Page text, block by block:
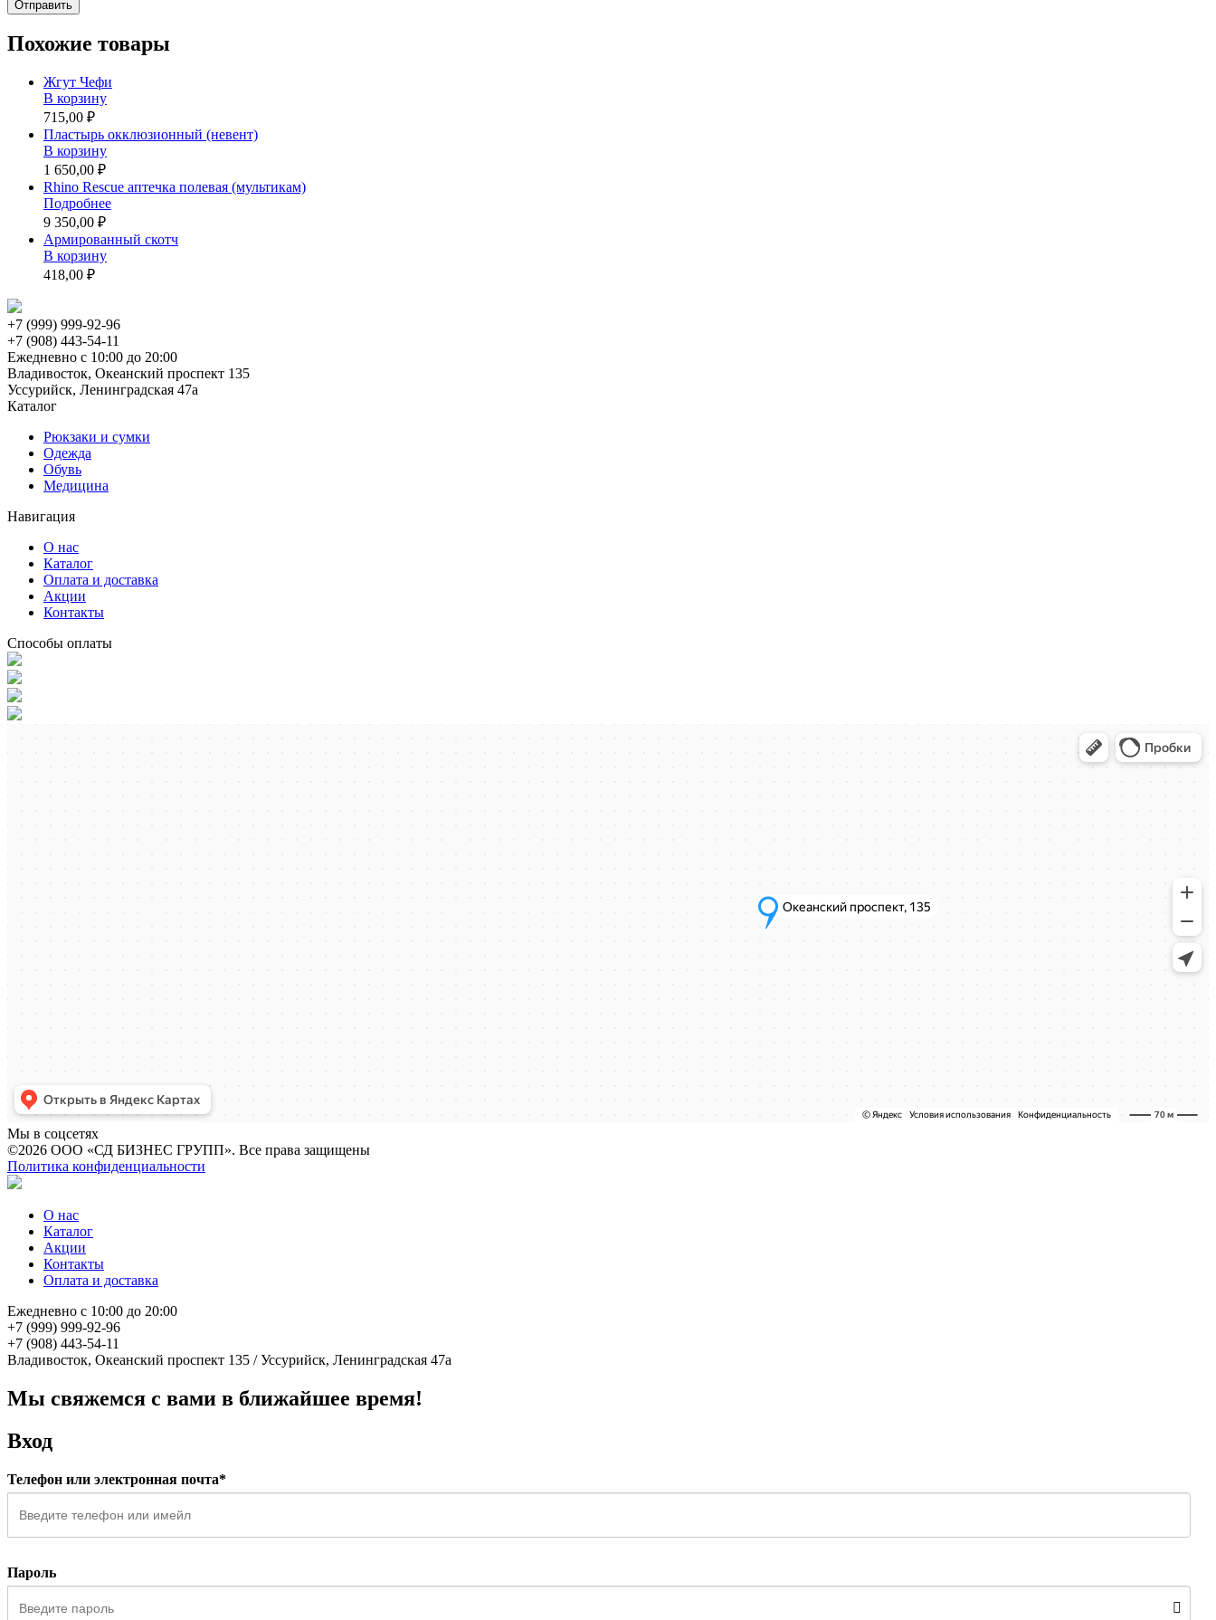
Похожие товары
Жгут Чефи
В корзину
715,00 ₽
Пластырь окклюзионный (невент)
В корзину
1 650,00 ₽
Rhino Rescue аптечка полевая (мультикам)
Подробнее
9 350,00 ₽
Армированный скотч
В корзину
418,00 ₽
+7 (999) 999-92-96
+7 (908) 443-54-11
Ежедневно с 10:00 до 20:00
Владивосток, Океанский проспект 135
Уссурийск, Ленинградская 47а
Каталог
Рюкзаки и сумки
Одежда
Обувь
Медицина
Навигация
О нас
Каталог
Оплата и доставка
Акции
Контакты
Способы оплаты
Мы в соцсетях
©2026 ООО «СД БИЗНЕС ГРУПП». Все права защищены
Политика конфиденциальности
О нас
Каталог
Акции
Контакты
Оплата и доставка
Ежедневно с 10:00 до 20:00
+7 (999) 999-92-96
+7 (908) 443-54-11
Владивосток, Океанский проспект 135 / Уссурийск, Ленинградская 47а
Мы свяжемся с вами в ближайшее время!
Вход
Телефон или электронная почта*
Пароль